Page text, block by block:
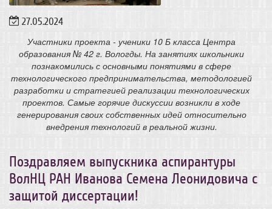
27.05.2024
Участники проекта - ученики 10 Б класса Центра
образования № 42 г. Вологды. На занятиях школьники
познакомились с основными понятиями в сфере
технологического предпринимательства, методологией
разработки и стратегией реализации технологических
проектов. Самые горячие дискуссии возникли в ходе
генерирования своих собственных идей относительно
внедрения технологий в реальной жизни.
Поздравляем выпускника аспирантуры
ВолНЦ РАН Иванова Семена Леонидовича с
защитой диссертации!